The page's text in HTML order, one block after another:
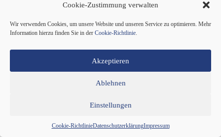
Cookie-Zustimmung verwalten
Wir verwenden Cookies, um unsere Website und unseren Service zu optimieren. Mehr
Information hierzu finden Sie in der Cookie-Richtlinie.
Akzeptieren
Ablehnen
Einstellungen
Cookie-RichtlinieDatenschutzerklärungImpressum
Machtbegrenzung hätte die STIKO nicht einknicken